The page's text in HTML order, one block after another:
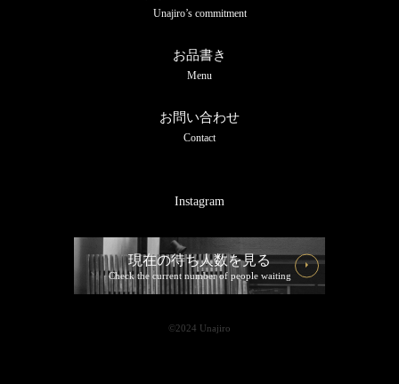
Unajiro’s commitment
お品書き
Menu
お問い合わせ
Contact
Instagram
現在の待ち人数を見る
Check the current number of people waiting
©︎2024 Unajiro